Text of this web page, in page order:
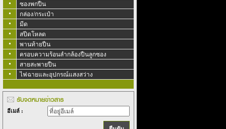
ซองพกปืน
กล่อง/กระเป๋า
มีด
สปีดโหลด
พานท้ายปืน
ครอบความร้อนลำกล้องปืนลูกซอง
สายสะพายปืน
ไฟฉายและอุปกรณ์แสงสว่าง
อีเมล์ :